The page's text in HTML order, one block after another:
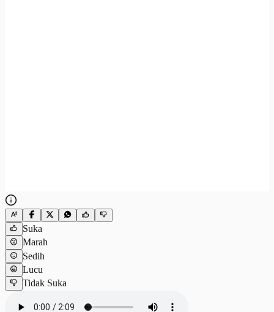
Suka
Marah
Sedih
Lucu
Tidak Suka